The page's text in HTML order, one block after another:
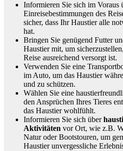
Informieren Sie sich im Voraus
Einreisebestimmungen des
sicher, dass Ihr Haustier alle
hat.
Bringen Sie genügend Futter
Haustier mit, um
Reise ausreichend versorgt ist.
Verwenden Sie eine
im Auto, um das Haustier
und zu schützen.
Wählen Sie eine
den Ansprüchen Ihres Tieres
das Haustier wohlfühlt.
Informieren Sie sich über
Aktivitäten vor Ort, wie z.B.
Natur oder Bootstouren, um
Haustier unvergessliche